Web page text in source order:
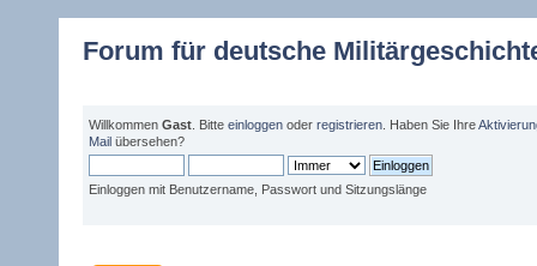
Forum für deutsche
Willkommen Gast . Bitte einloggen oder registrieren . Haben Sie Ihre
Mail übersehen?
Einloggen mit Benutzername, Passwort und Sitzungslänge